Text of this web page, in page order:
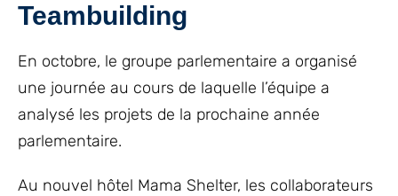
Teambuilding
En octobre, le groupe parlementaire a organisé
une journée au cours de laquelle l’équipe a
analysé les projets de la prochaine année
parlementaire.
Au nouvel hôtel Mama Shelter, les collaborateurs